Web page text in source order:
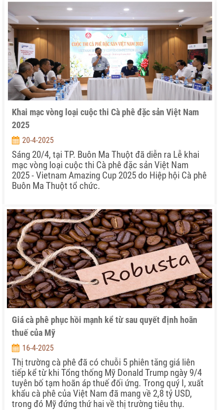
Khai mạc vòng loại cuộc thi Cà phê đặc sản Việt Nam
2025
20-4-2025
Sáng 20/4, tại TP. Buôn Ma Thuột đã diễn ra Lễ khai
mạc vòng loại cuộc thi Cà phê đặc sản Việt Nam
2025 - Vietnam Amazing Cup 2025 do Hiệp hội Cà phê
Buôn Ma Thuột tổ chức.
Giá cà phê phục hồi mạnh kể từ sau quyết định hoãn
thuế của Mỹ
16-4-2025
Thị trường cà phê đã có chuỗi 5 phiên tăng giá liên
tiếp kể từ khi Tổng thống Mỹ Donald Trump ngày 9/4
tuyên bố tạm hoãn áp thuế đối ứng. Trong quý I, xuất
khẩu cà phê của Việt Nam đã mang về 2,8 tỷ USD,
trong đó Mỹ đứng thứ hai về thị trường tiêu thụ.